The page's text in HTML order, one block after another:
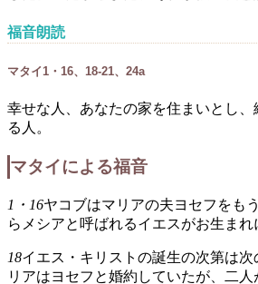
福音朗読
マタイ1・16、18-21、24a
幸せな人、あなたの家を住まいとし、
る人。
マタイによる福音
1・16ヤコブはマリアの夫ヨセフをも
らメシアと呼ばれるイエスがお生まれ
18イエス・キリストの誕生の次第は
リアはヨセフと婚約していたが、二